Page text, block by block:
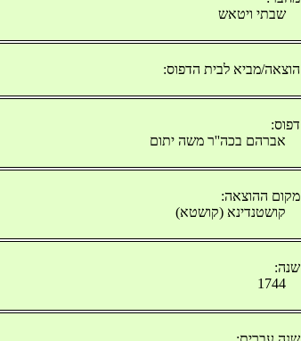
שבתי ויטאש
הוצאה/מביא לבית הדפוס:
דפוס:
אברהם בכה''ר משה יתום
מקום ההוצאה:
קושטנדינא (קושטא)
שנה:
1744